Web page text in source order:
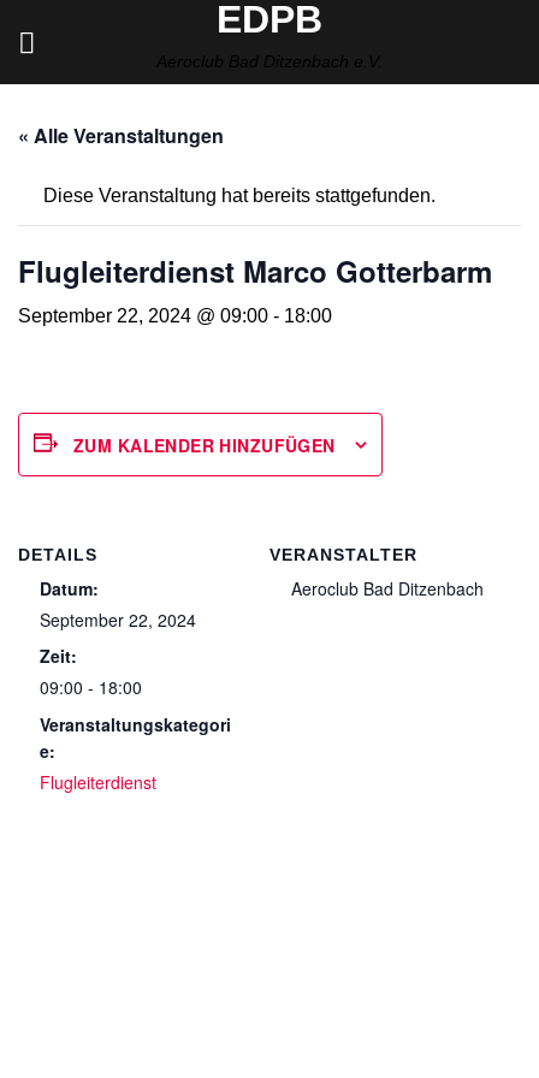
EDPB
Aeroclub Bad Ditzenbach e.V.
« Alle Veranstaltungen
Diese Veranstaltung hat bereits stattgefunden.
Flugleiterdienst Marco Gotterbarm
September 22, 2024 @ 09:00 - 18:00
ZUM KALENDER HINZUFÜGEN
DETAILS
Datum:
September 22, 2024
Zeit:
09:00 - 18:00
Veranstaltungskategori
e:
Flugleiterdienst
VERANSTALTER
Aeroclub Bad Ditzenbach